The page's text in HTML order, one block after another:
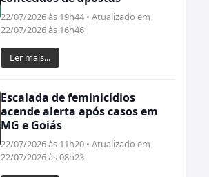
22/07/2026 às 19h44 • Atualizado em
22/07/2026 às 16h46
Ler mais...
Escalada de feminicídios
acende alerta após casos em
MG e Goiás
22/07/2026 às 11h20 • Atualizado em
22/07/2026 às 08h23